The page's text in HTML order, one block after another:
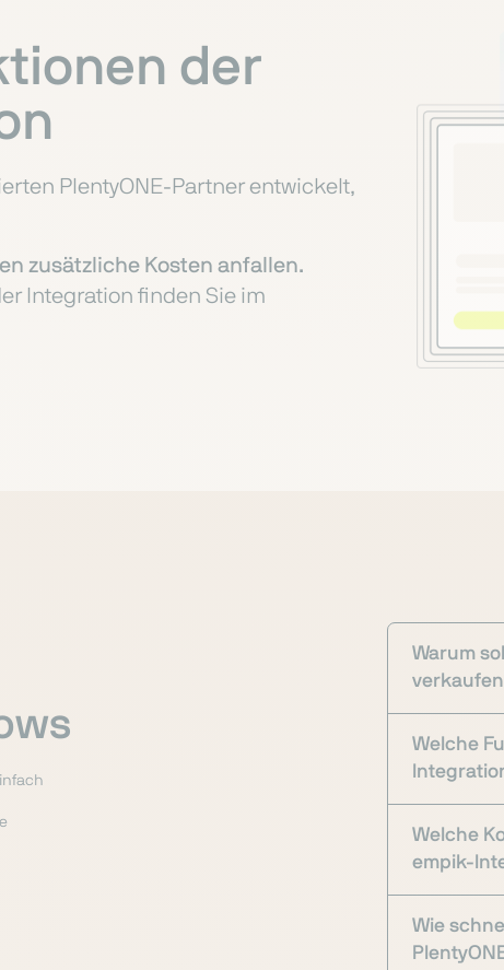
der
PlentyONE-Partner entwickelt,
zusätzliche Kosten anfallen.
Integration finden Sie im
Warum
Welche
Welche
empik-
Wie